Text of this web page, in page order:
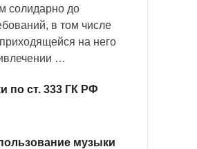
солидарно до
в том числе
на него
…
по ст. 333 ГК РФ
музыки